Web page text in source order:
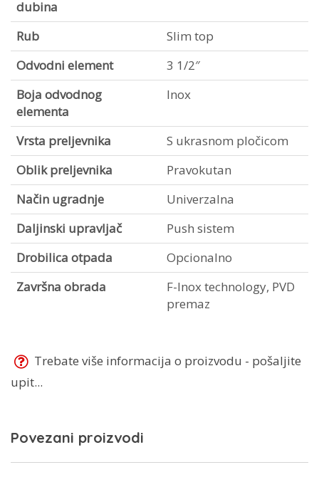
dubina
Rub
Slim top
Odvodni element
3 1/2″
Boja odvodnog
elementa
Inox
Vrsta preljevnika
S ukrasnom pločicom
Oblik preljevnika
Pravokutan
Način ugradnje
Univerzalna
Daljinski upravljač
Push sistem
Drobilica otpada
Opcionalno
Završna obrada
F-Inox technology, PVD
premaz
Trebate više informacija o proizvodu - pošaljite
upit...
Povezani proizvodi